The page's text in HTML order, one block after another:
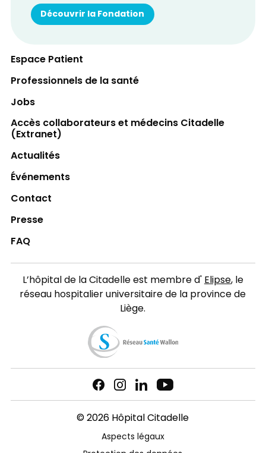
Découvrir la Fondation
Espace Patient
Professionnels de la santé
Jobs
Accès collaborateurs et médecins Citadelle
(Extranet)
Actualités
Événements
Contact
Presse
FAQ
L’hôpital de la Citadelle est membre d'Elipse, le
réseau hospitalier universitaire de la province de
Liège.
© 2026 Hôpital Citadelle
Aspects légaux